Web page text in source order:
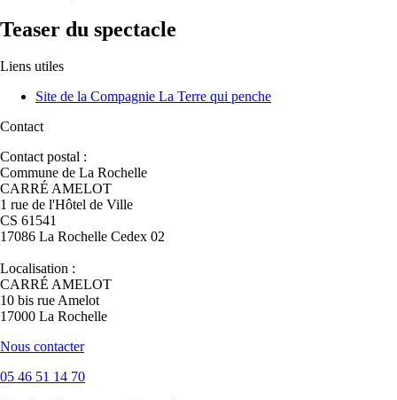
Teaser du spectacle
Liens utiles
Site de la Compagnie La Terre qui penche
Contact
Contact postal :
Commune de La Rochelle
CARRÉ AMELOT
1 rue de l'Hôtel de Ville
CS 61541
17086 La Rochelle Cedex 02
Localisation :
CARRÉ AMELOT
10 bis rue Amelot
17000 La Rochelle
Nous contacter
05 46 51 14 70